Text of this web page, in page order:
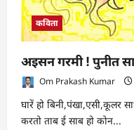
गए
विभाग
:
यहाँ
लिस्ट
कविता
अइसन गरमी ! पुनीत
Om Prakash Kumar
घारें हो बिनी,पंखा,एसी,कूलर
करतो ताब ई साब हो कोन...